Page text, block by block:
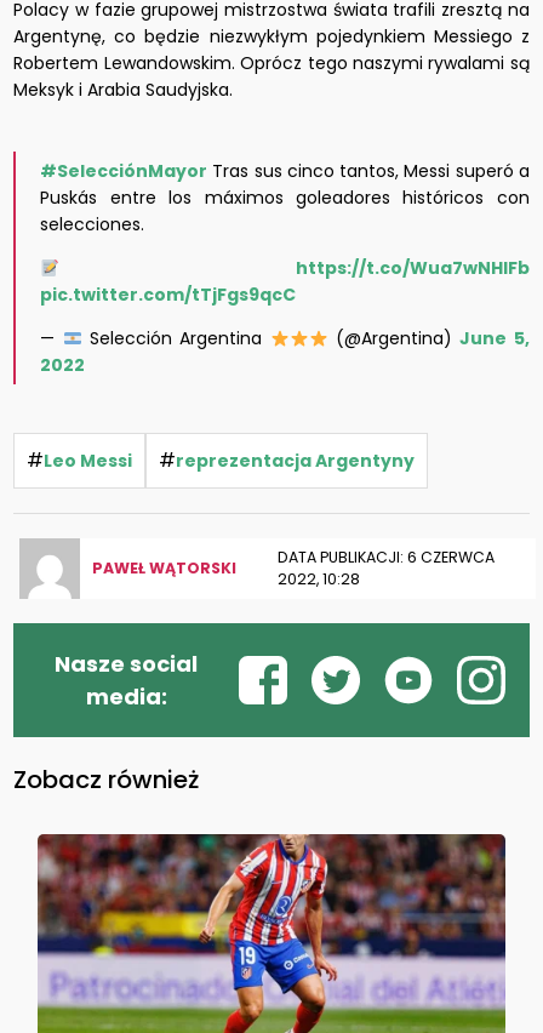
Polacy w fazie grupowej mistrzostwa świata trafili zresztą na
Argentynę, co będzie niezwykłym pojedynkiem Messiego z
Robertem Lewandowskim. Oprócz tego naszymi rywalami są
Meksyk i Arabia Saudyjska.
#SelecciónMayor Tras sus cinco tantos, Messi superó a
Puskás entre los máximos goleadores históricos con
selecciones.
https://t.co/Wua7wNHlFb
pic.twitter.com/tTjFgs9qcC
—
Selección Argentina (@Argentina)June 5,
2022
#Leo Messi #reprezentacja Argentyny
PAWEŁ WĄTORSKI
DATA PUBLIKACJI: 6 CZERWCA
2022, 10:28
Nasze social
media:
Zobacz również